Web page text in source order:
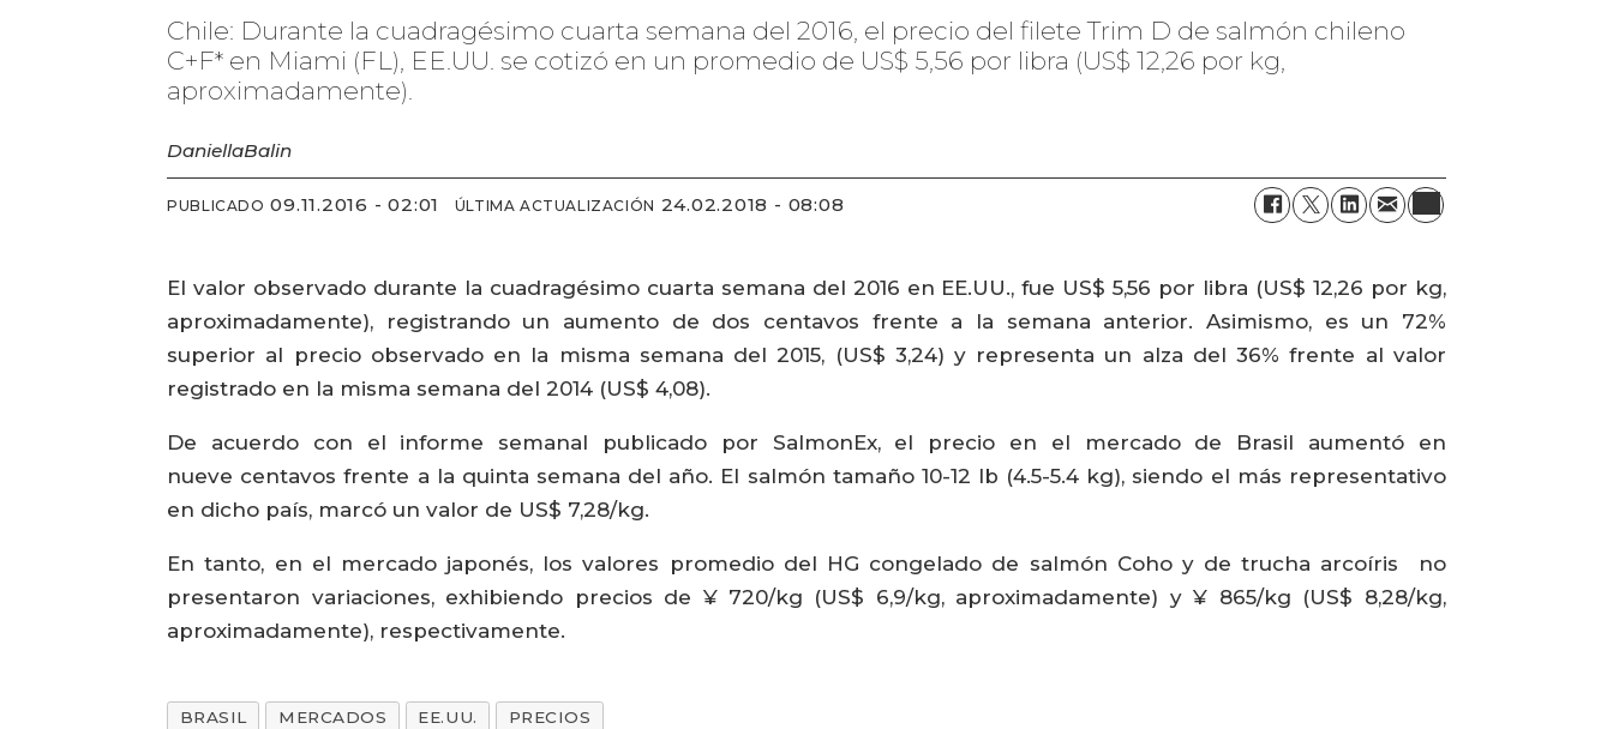
Chile: Durante la cuadragésimo cuarta semana del 2016, el precio del filete Trim D de salmón chileno
C+F* en Miami (FL), EE.UU. se cotizó en un promedio de US$ 5,56 por libra (US$ 12,26 por kg,
aproximadamente).
DaniellaBalin
PUBLICADO 09.11.2016 - 02:01 ÚLTIMA ACTUALIZACIÓN 24.02.2018 - 08:08
El valor observado durante la cuadragésimo cuarta semana del 2016 en EE.UU., fue US$ 5,56 por libra (US$ 12,26 por kg,
aproximadamente), registrando un aumento de dos centavos frente a la semana anterior. Asimismo, es un 72%
superior al precio observado en la misma semana del 2015, (US$ 3,24) y representa un alza del 36% frente al valor
registrado en la misma semana del 2014 (US$ 4,08).
De acuerdo con el informe semanal publicado por SalmonEx, el precio en el mercado de Brasil aumentó en
nueve centavos frente a la quinta semana del año. El salmón tamaño 10-12 lb (4.5-5.4 kg), siendo el más representativo
en dicho país, marcó un valor de US$ 7,28/kg.
En tanto, en el mercado japonés, los valores promedio del HG congelado de salmón Coho y de trucha arcoíris no
presentaron variaciones, exhibiendo precios de ¥ 720/kg (US$ 6,9/kg, aproximadamente) y ¥ 865/kg (US$ 8,28/kg,
aproximadamente), respectivamente.
BRASIL MERCADOS EE.UU. PRECIOS